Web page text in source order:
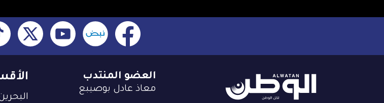
العضو المنتدب
معاذ عادل بوصيبع